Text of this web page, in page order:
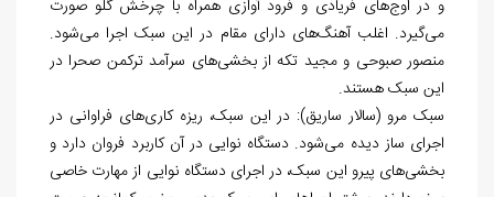
و در اوج‌های فریادی و فرود آوازی همراه با چرخش گلو صورت
می‌گیرد. اغلب آهنگ‌های دارای مقام در این سبک اجرا می‌شود.
منصور صبوحی و مجید تکه از بخشی‌های سرآمد ترکمن صحرا در
این سبک هستند.
سبک مرو (سالار ساریق): در این سبک، ریزه کاری‌های فراوانی در
اجرای ساز دیده می‌شود. دستگاه نوایی در آن کاربرد فروان دارد و
بخشی‌های پیرو این سبک، در اجرای دستگاه نوایی از مهارت خاصی